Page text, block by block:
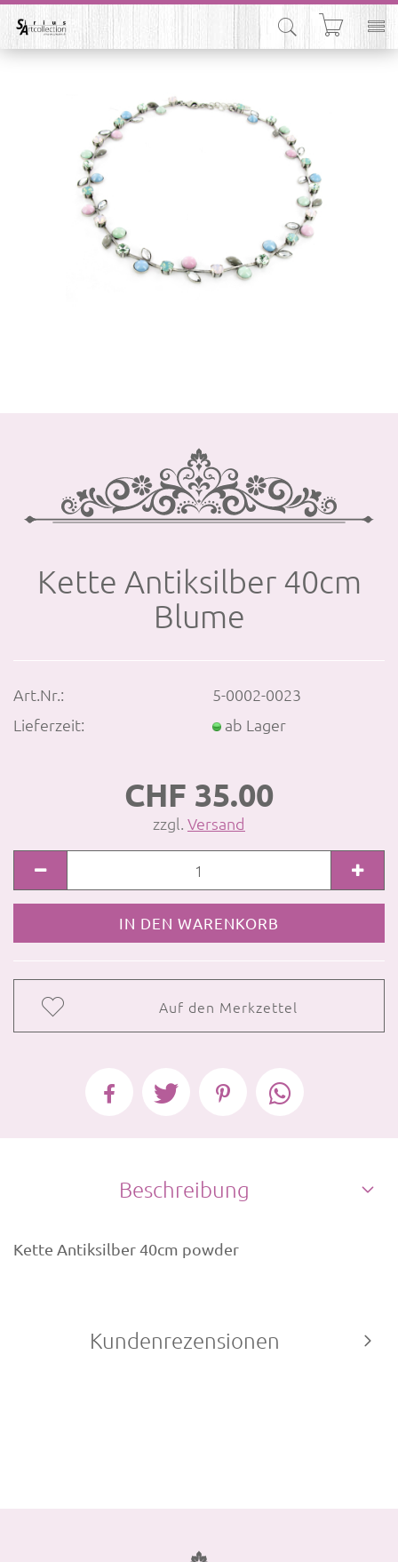



Kette An­tik­sil­ber 40cm
Blume
Art.Nr.:
5-0002-0023
Lieferzeit:
ab Lager
CHF 35.00
zzgl. Versand
Auf den Merkzettel
Beschreibung
Kette Antiksilber 40cm powder
Kundenrezensionen